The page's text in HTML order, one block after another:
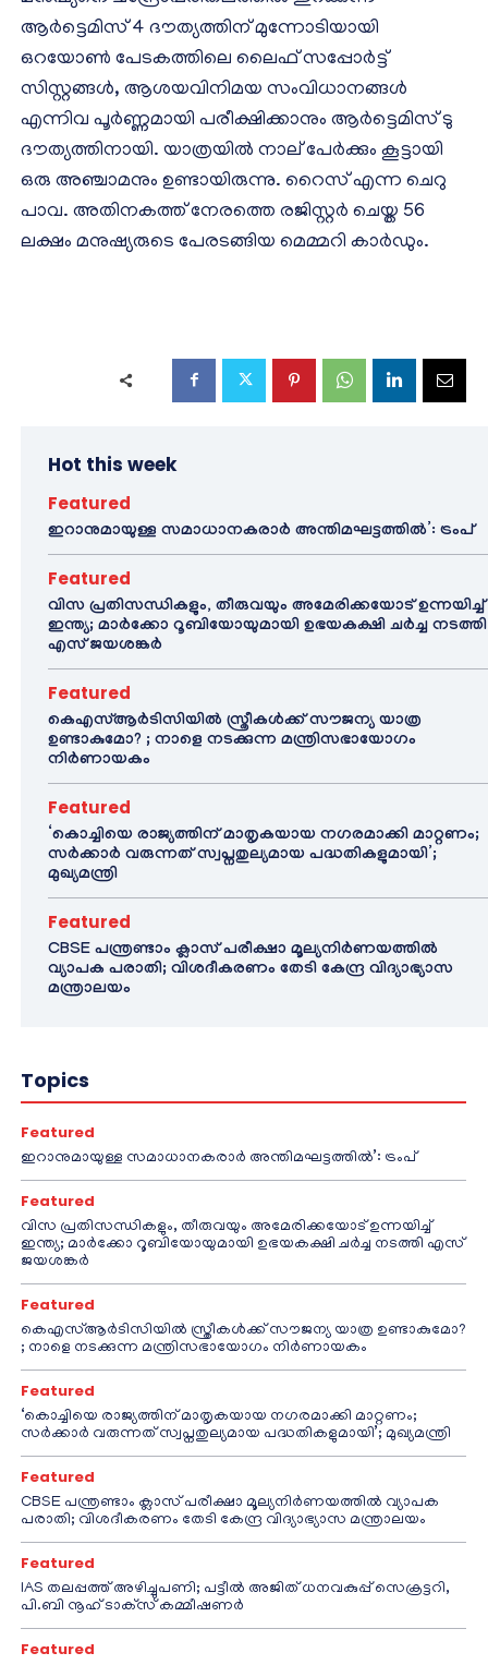
ആർട്ടെമിസ് 4 ദൗത്യത്തിന് മുന്നോടിയായി
ഒറയോൺ പേടകത്തിലെ ലൈഫ് സപ്പോർട്ട്
സിസ്റ്റങ്ങൾ, ആശയവിനിമയ സംവിധാനങ്ങൾ
എന്നിവ പൂർണ്ണമായി പരീക്ഷിക്കാനും ആർട്ടെമിസ് ടു
ദൗത്യത്തിനായി. യാത്രയിൽ നാല് പേർക്കും കൂട്ടായി
ഒരു അഞ്ചാമനും ഉണ്ടായിരുന്നു. റൈസ് എന്ന ചെറു
പാവ. അതിനകത്ത് നേരത്തെ രജിസ്റ്റർ ചെയ്ത 56
ലക്ഷം മനുഷ്യരുടെ പേരടങ്ങിയ മെമ്മറി കാർഡും.
Hot this week
Featured
ഇറാനുമായുള്ള സമാധാനകരാർ അന്തിമഘട്ടത്തിൽ‌’: ട്രംപ്
Featured
വിസ പ്രതിസന്ധികളും, തീരുവയും അമേരിക്കയോട് ഉന്നയിച്ച്
ഇന്ത്യ; മാർക്കോ റൂബിയോയുമായി ഉഭയകക്ഷി ചർച്ച നടത്തി
എസ് ജയശങ്കർ
Featured
കെഎസ്ആർടിസിയിൽ സ്ത്രീകൾക്ക് സൗജന്യ യാത്ര
ഉണ്ടാകുമോ? ; നാളെ നടക്കുന്ന മന്ത്രിസഭായോഗം
നിർണായകം
Featured
‘കൊച്ചിയെ രാജ്യത്തിന് മാതൃകയായ നഗരമാക്കി മാറ്റണം;
സർക്കാർ വരുന്നത് സ്വപ്നതുല്യമായ പദ്ധതികളുമായി’;
മുഖ്യമന്ത്രി
Featured
CBSE പന്ത്രണ്ടാം ക്ലാസ് പരീക്ഷാ മൂല്യനിർണയത്തിൽ
വ്യാപക പരാതി; വിശദീകരണം തേടി കേന്ദ്ര വിദ്യാഭ്യാസ
മന്ത്രാലയം
Topics
Featured
ഇറാനുമായുള്ള സമാധാനകരാർ അന്തിമഘട്ടത്തിൽ‌’: ട്രംപ്
Featured
വിസ പ്രതിസന്ധികളും, തീരുവയും അമേരിക്കയോട് ഉന്നയിച്ച്
ഇന്ത്യ; മാർക്കോ റൂബിയോയുമായി ഉഭയകക്ഷി ചർച്ച നടത്തി എസ്
ജയശങ്കർ
Featured
കെഎസ്ആർടിസിയിൽ സ്ത്രീകൾക്ക് സൗജന്യ യാത്ര ഉണ്ടാകുമോ?
; നാളെ നടക്കുന്ന മന്ത്രിസഭായോഗം നിർണായകം
Featured
‘കൊച്ചിയെ രാജ്യത്തിന് മാതൃകയായ നഗരമാക്കി മാറ്റണം;
സർക്കാർ വരുന്നത് സ്വപ്നതുല്യമായ പദ്ധതികളുമായി’; മുഖ്യമന്ത്രി
Featured
CBSE പന്ത്രണ്ടാം ക്ലാസ് പരീക്ഷാ മൂല്യനിർണയത്തിൽ വ്യാപക
പരാതി; വിശദീകരണം തേടി കേന്ദ്ര വിദ്യാഭ്യാസ മന്ത്രാലയം
Featured
IAS തലപ്പത്ത് അഴിച്ചുപണി; പട്ടീല്‍ അജിത് ധനവകുപ്പ് സെക്രട്ടറി,
പി.ബി നൂഹ് ടാക്‌സ് കമ്മീഷണര്‍
Featured